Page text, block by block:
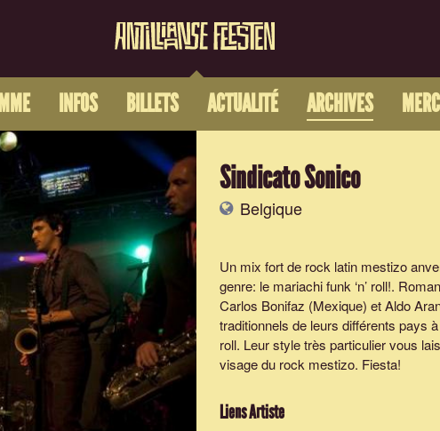
INFOS BILLETS ACTUALITÉ ARCHIVES
Sindicato Sonico
Belgique
Un mix fort de rock latin mestizo
genre: le mariachi funk ‘n’ roll!.
Carlos Bonifaz (Mexique) et Aldo
traditionnels de leurs différents pays
roll. Leur style très particulier vous
visage du rock mestizo. Fiesta!
Liens Artiste